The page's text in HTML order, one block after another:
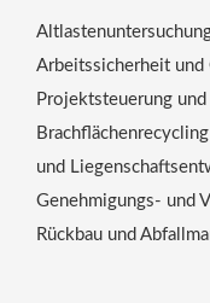
Arbeitssicherheit und
Projektsteuerung
Brachflächenrecycling
und
Genehmigungs- und
Rückbau und